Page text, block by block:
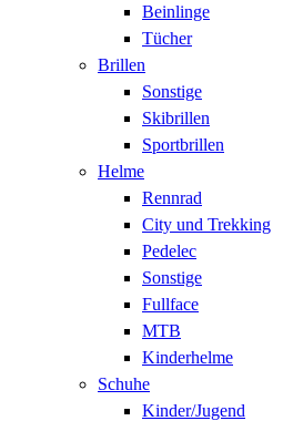
Beinlinge
Tücher
Brillen
Sonstige
Skibrillen
Sportbrillen
Helme
Rennrad
City und Trekking
Pedelec
Sonstige
Fullface
MTB
Kinderhelme
Schuhe
Kinder/Jugend